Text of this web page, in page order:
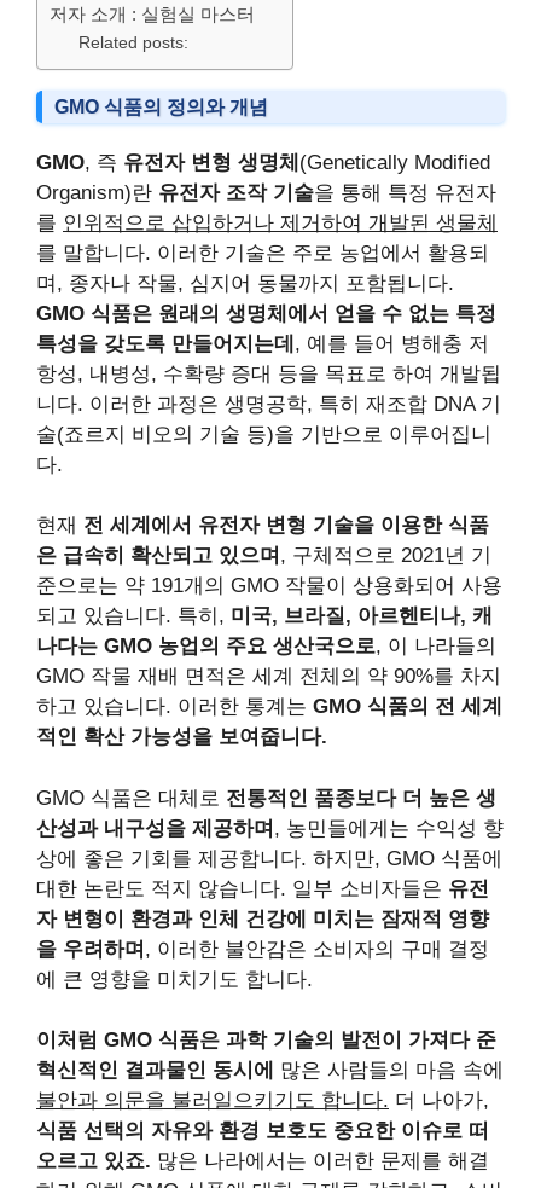
저자 소개 : 실험실 마스터
Related posts:
GMO 식품의 정의와 개념
GMO, 즉 유전자 변형 생명체 (Genetically Modified
Organism)란 유전자 조작 기술을 통해 특정 유전자
를 인위적으로 삽입하거나 제거하여 개발된 생물체
를 말합니다. 이러한 기술은 주로 농업에서 활용되
며, 종자나 작물, 심지어 동물까지 포함됩니다.
GMO 식품은 원래의 생명체에서 얻을 수 없는 특정
특성을 갖도록 만들어지는데 , 예를 들어 병해충 저
항성, 내병성, 수확량 증대 등을 목표로 하여 개발됩
니다. 이러한 과정은 생명공학, 특히 재조합 DNA 기
술(죠르지 비오의 기술 등)을 기반으로 이루어집니
다.
현재 전 세계에서 유전자 변형 기술을 이용한 식품
은 급속히 확산되고 있으며 , 구체적으로 2021년 기
준으로는 약 191개의 GMO 작물이 상용화되어 사용
되고 있습니다. 특히, 미국, 브라질, 아르헨티나, 캐
나다는 GMO 농업의 주요 생산국으로, 이 나라들의
GMO 작물 재배 면적은 세계 전체의 약 90%를 차지
하고 있습니다. 이러한 통계는 GMO 식품의 전 세계
적인 확산 가능성을 보여줍니다.
GMO 식품은 대체로 전통적인 품종보다 더 높은 생
산성과 내구성을 제공하며 , 농민들에게는 수익성 향
상에 좋은 기회를 제공합니다. 하지만, GMO 식품에
대한 논란도 적지 않습니다. 일부 소비자들은 유전
자 변형이 환경과 인체 건강에 미치는 잠재적 영향
을 우려하며 , 이러한 불안감은 소비자의 구매 결정
에 큰 영향을 미치기도 합니다.
이처럼 GMO 식품은 과학 기술의 발전이 가져다 준
혁신적인 결과물인 동시에
많은 사람들의 마음 속에
불안과 의문을 불러일으키기도 합니다. 더 나아가,
식품 선택의 자유와 환경 보호도 중요한 이슈로 떠
오르고 있죠. 많은 나라에서는 이러한 문제를 해결